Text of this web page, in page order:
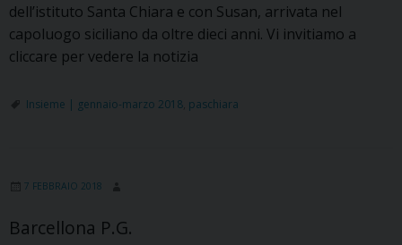
dell’istituto Santa Chiara e con Susan, arrivata nel
capoluogo siciliano da oltre dieci anni. Vi invitiamo a
cliccare per vedere la notizia
Insieme | gennaio-marzo 2018 paschiara
7 FEBBRAIO 2018
Barcellona P.G.